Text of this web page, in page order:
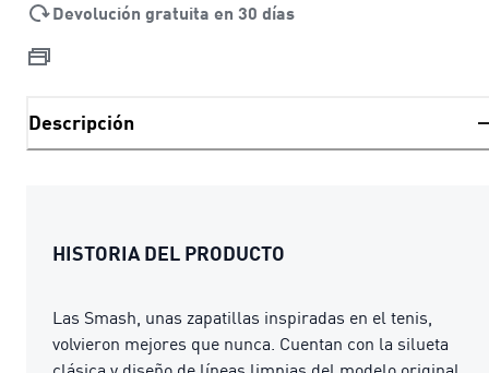
Devolución gratuita en 30 días
Descripción
HISTORIA DEL PRODUCTO
Las Smash, unas zapatillas inspiradas en el tenis,
volvieron mejores que nunca. Cuentan con la silueta